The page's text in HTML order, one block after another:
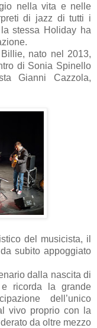
nella vita e nelle
di jazz di tutti i
stessa Holiday ha
Billie, nato nel 2013,
di Sonia Spinello
Gianni Cazzola,
del musicista, il
subito appoggiato
dalla nascita di
ricorda la grande
dell’unico
vivo proprio con la
da oltre mezzo